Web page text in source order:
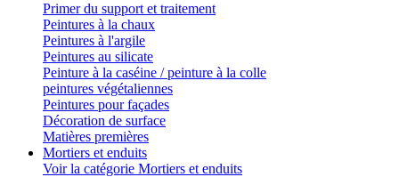
Primer du support et traitement
Peintures à la chaux
Peintures à l'argile
Peintures au silicate
Peinture à la caséine / peinture à la colle
peintures végétaliennes
Peintures pour façades
Décoration de surface
Matières premières
Mortiers et enduits
Voir la catégorie Mortiers et enduits